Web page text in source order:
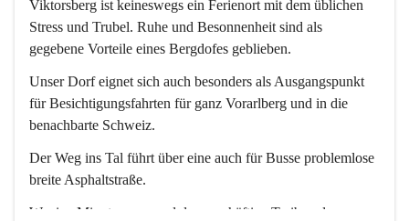
Viktorsberg ist keineswegs ein Ferienort mit dem üblichen
Stress und Trubel. Ruhe und Besonnenheit sind als
gegebene Vorteile eines Bergdofes geblieben.
Unser Dorf eignet sich auch besonders als Ausgangspunkt
für Besichtigungsfahrten für ganz Vorarlberg und in die
benachbarte Schweiz.
Der Weg ins Tal führt über eine auch für Busse problemlose
breite Asphaltstraße.
Wenige Minuten nur, und das geschäftige Treiben der